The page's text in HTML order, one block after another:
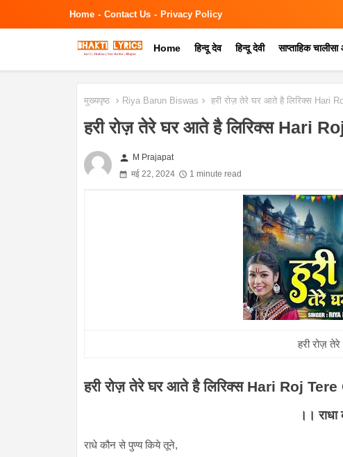
Home Contact Us Privacy Policy
Home हिन्दू देव हिन्दू देवी साप्ताहिक
मुख्यपृष्ठ Riya Barun Biswas हरी रोज़ तेरे घर आते है लिरिक्स Hari
हरी रोज़ तेरे घर आते है लिरिक्स Hari
person M Prajapat
मई 22, 2024
1 minute read
हरी रोज़
हरी रोज़ तेरे घर आते है लिरिक्स Hari Roj
।।
राधे कौन से पुण्य किये तूने,